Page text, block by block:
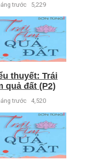
trước 5,229
thuyết: Trái
quả đất (P2)
trước 4,520